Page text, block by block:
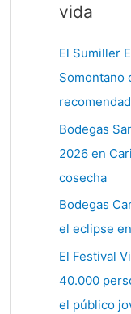
vida
El Sumiller
Somontano
Bodegas
2026 en
cosecha
Bodegas
el eclipse
El Festival
40.000
el público
a
e
g
o
r
í
a
s